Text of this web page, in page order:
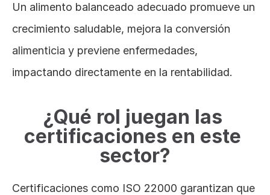
Un alimento balanceado adecuado promueve un
crecimiento saludable, mejora la conversión
alimenticia y previene enfermedades,
impactando directamente en la rentabilidad.
¿Qué rol juegan las
certificaciones en este
sector?
Certificaciones como ISO 22000 garantizan que